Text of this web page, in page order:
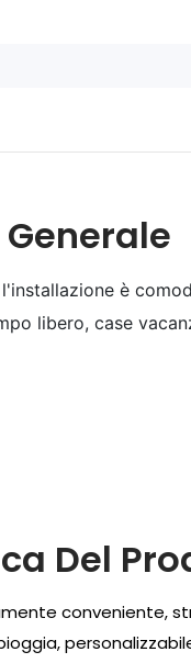
è
libero, case
Del
conveniente,